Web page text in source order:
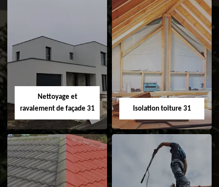
Pose et
changement de
fenêtre de toit et
Velux 31
Nettoyage et pose
Nettoyage et
ravalement de façade 31
Nettoyage et
Isolation toiture 31
Isolation toiture 31